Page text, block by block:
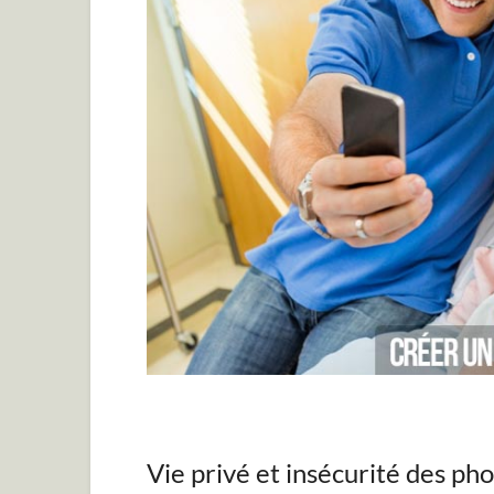
Vie privé et insécurité des